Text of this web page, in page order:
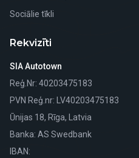
Sociālie tīkli
Rekvizīti
SIA Autotown
Reģ.Nr: 40203475183
PVN Reģ.nr: LV40203475183
Ūnijas 18, Rīga, Latvia
Banka: AS Swedbank
IBAN: